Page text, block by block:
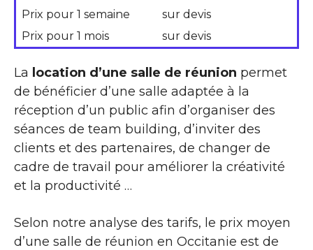
Prix pour 1 semaine
sur devis
Prix pour 1 mois
sur devis
La location d’une salle de réunion permet
de bénéficier d’une salle adaptée à la
réception d’un public afin d’organiser des
séances de team building, d’inviter des
clients et des partenaires, de changer de
cadre de travail pour améliorer la créativité
et la productivité …
Selon notre analyse des tarifs, le prix moyen
d’une salle de réunion en Occitanie est de